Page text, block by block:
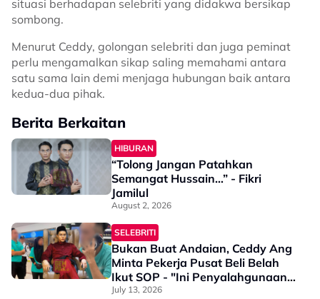
situasi berhadapan selebriti yang didakwa bersikap
sombong.
Menurut Ceddy, golongan selebriti dan juga peminat
perlu mengamalkan sikap saling memahami antara
satu sama lain demi menjaga hubungan baik antara
kedua-dua pihak.
Berita Berkaitan
HIBURAN
“Tolong Jangan Patahkan
Semangat Hussain…” - Fikri
Jamilul
August 2, 2026
SELEBRITI
Bukan Buat Andaian, Ceddy Ang
Minta Pekerja Pusat Beli Belah
Ikut SOP - "Ini Penyalahgunaan
Kuasa"
July 13, 2026